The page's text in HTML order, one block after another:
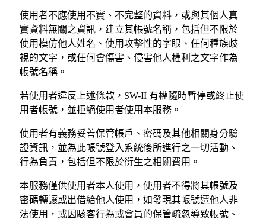
使用者不應使用不實、不完整的資料，或與其個人真
實資料無關之資訊，建立其帳號名稱，包括但不限於
使用模仿他人姓名、使用攻擊性的字眼、任何種族歧
視的文字，或任何會傷害、侵害他人權利之文字作為
帳號名稱。
若使用者違反上述條款，SW-II 有權隨時暫停或終止使
用者帳號，並拒絕使用者使用本服務。
使用者有義務妥善保管帳戶、密碼及其他相關身分驗
證資訊，並為此帳號登入系統後所進行之一切活動、
行為負責，包括但不限於衍生之相關費用。
本服務僅供使用者本人使用，使用者不得將其帳號及
密碼轉讓或出借給他人使用，如發現其帳號遭他人非
法使用，或因駭客行為或會員的保管疏忽導致帳號、